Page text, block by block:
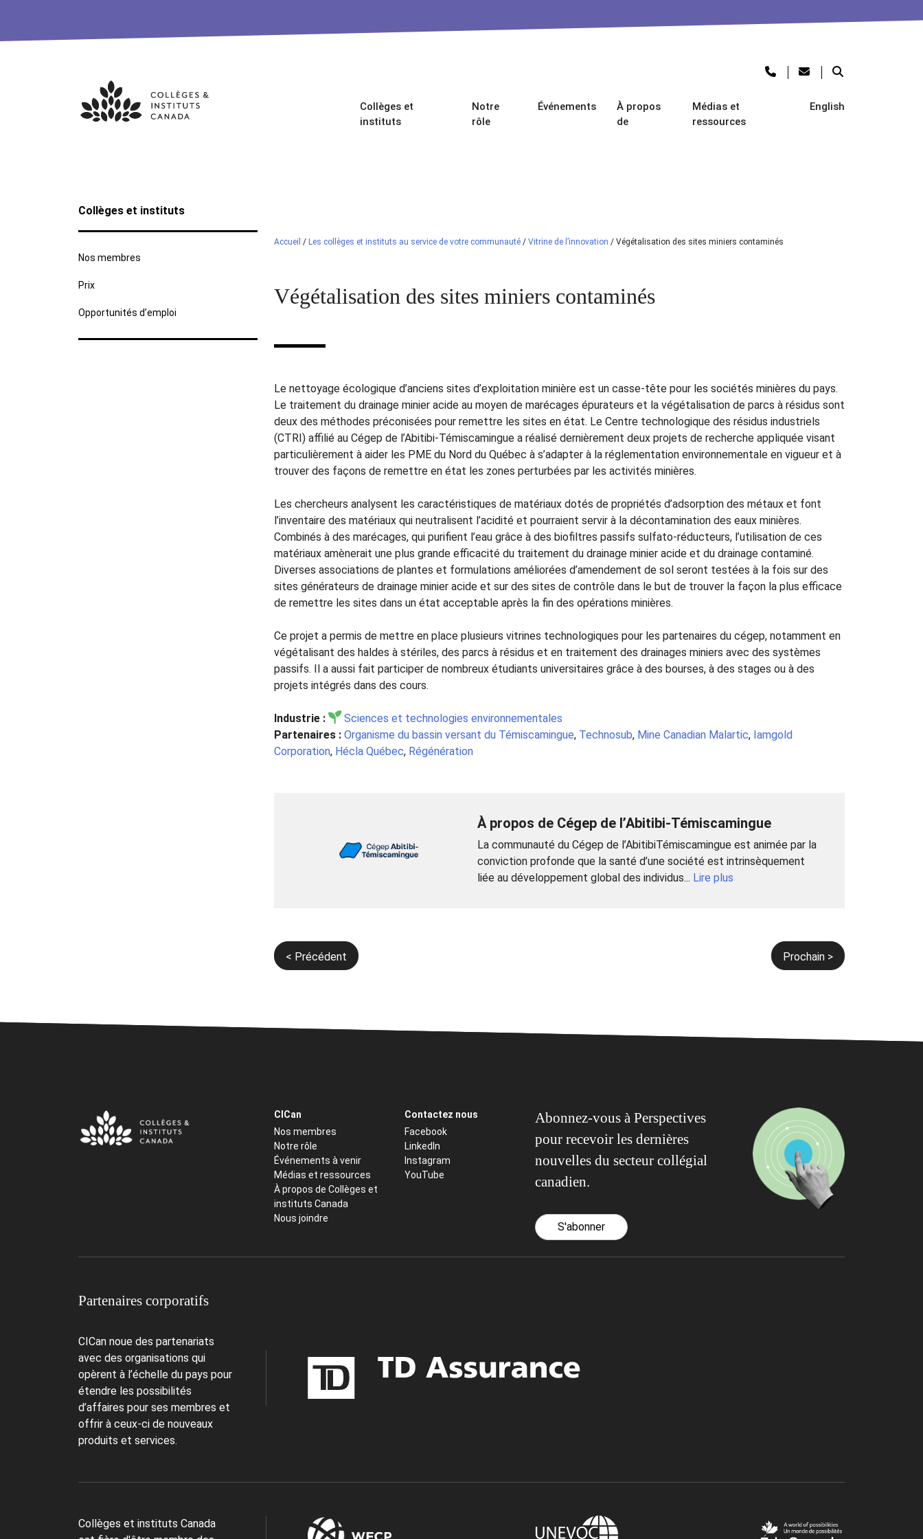
Skip
Collèges et
instituts
Notre
rôle
Événements
À propos
de
Médias et
ressources
English
Collèges et instituts
Nos membres
Prix
Opportunités d’emploi
Accueil / Les collèges et instituts au service de votre communauté / Vitrine de l’innovation / Végétalisation des sites miniers contaminés
Végétalisation des sites miniers contaminés
Le nettoyage écologique d’anciens sites d’exploitation minière est un casse-tête pour les sociétés minières du pays.
Le traitement du drainage minier acide au moyen de marécages épurateurs et la végétalisation de parcs à résidus sont
deux des méthodes préconisées pour remettre les sites en état. Le Centre technologique des résidus industriels
(CTRI) affilié au Cégep de l’Abitibi-Témiscamingue a réalisé dernièrement deux projets de recherche appliquée visant
particulièrement à aider les PME du Nord du Québec à s’adapter à la réglementation environnementale en vigueur et à
trouver des façons de remettre en état les zones perturbées par les activités minières.
Les chercheurs analysent les caractéristiques de matériaux dotés de propriétés d’adsorption des métaux et font
l’inventaire des matériaux qui neutralisent l’acidité et pourraient servir à la décontamination des eaux minières.
Combinés à des marécages, qui purifient l’eau grâce à des biofiltres passifs sulfato-réducteurs, l’utilisation de ces
matériaux amènerait une plus grande efficacité du traitement du drainage minier acide et du drainage contaminé.
Diverses associations de plantes et formulations améliorées d’amendement de sol seront testées à la fois sur des
sites générateurs de drainage minier acide et sur des sites de contrôle dans le but de trouver la façon la plus efficace
de remettre les sites dans un état acceptable après la fin des opérations minières.
Ce projet a permis de mettre en place plusieurs vitrines technologiques pour les partenaires du cégep, notamment en
végétalisant des haldes à stériles, des parcs à résidus et en traitement des drainages miniers avec des systèmes
passifs. Il a aussi fait participer de nombreux étudiants universitaires grâce à des bourses, à des stages ou à des
projets intégrés dans des cours.
Industrie :
Sciences et technologies environnementales
Partenaires : Organisme du bassin versant du Témiscamingue, Technosub, Mine Canadian Malartic, Iamgold
Corporation, Hécla Québec, Régénération
À propos de Cégep de l’Abitibi-Témiscamingue
La communauté du Cégep de l’AbitibiTémiscamingue est animée par la
conviction profonde que la santé d’une société est intrinsèquement
liée au développement global des individus... Lire plus
Navigation
< Précédent Prochain >
CICan
Nos membres
Notre rôle
Événements à venir
Médias et ressources
À propos de Collèges et
instituts Canada
Nous joindre
Contactez nous
Facebook
LinkedIn
Instagram
YouTube
Abonnez-vous à Perspectives
pour recevoir les dernières
nouvelles du secteur collégial
canadien.
S'abonner
Partenaires corporatifs
CICan noue des partenariats
avec des organisations qui
opèrent à l’échelle du pays pour
étendre les possibilités
d’affaires pour ses membres et
offrir à ceux-ci de nouveaux
produits et services.
Collèges et instituts Canada